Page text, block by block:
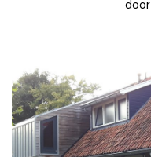
door